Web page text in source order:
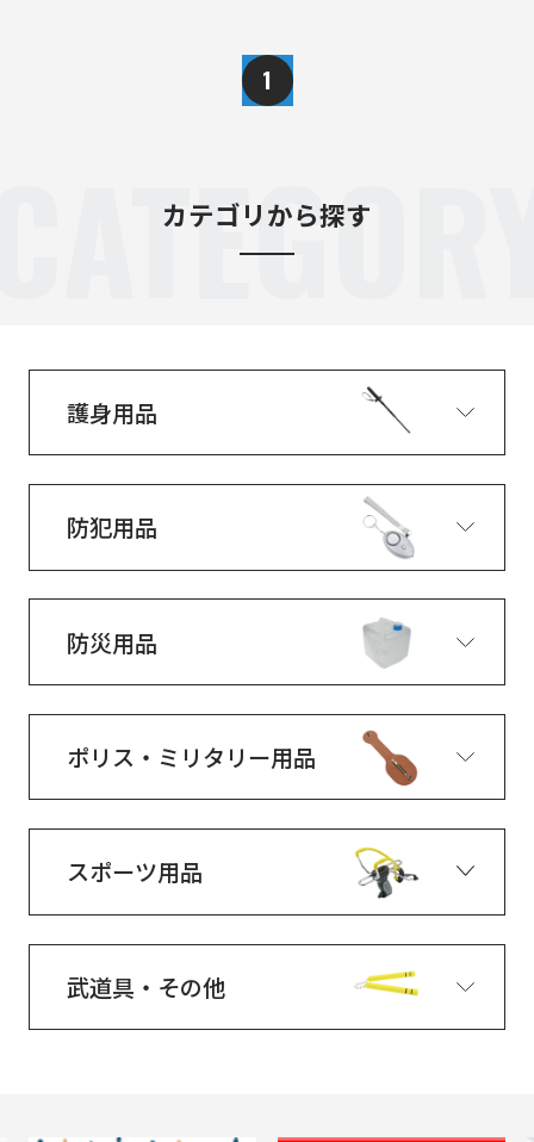
1
カテゴリから探す
護身用品
防犯用品
防災用品
ポリス・ミリタリー用品
スポーツ用品
武道具・その他